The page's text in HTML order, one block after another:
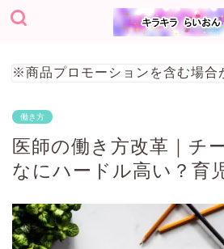
※商品プロモーションを含む場合
働き方
医師の働き方改革｜チ
なにハードル高い？育